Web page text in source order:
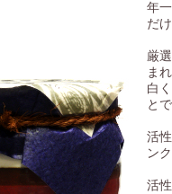
年
だ
厳
ま
白
と
活
ン
活